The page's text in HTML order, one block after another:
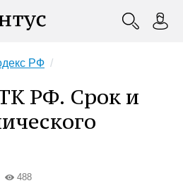
РФ
РФ. Срок и
488